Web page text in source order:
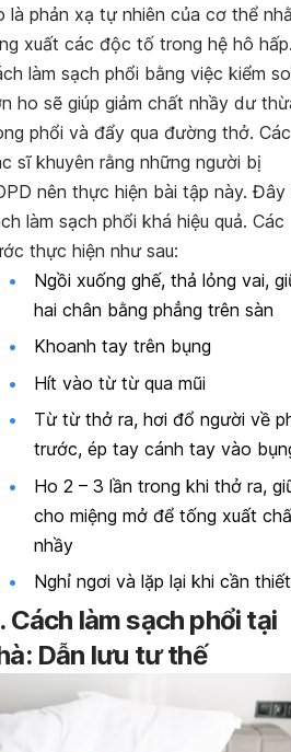
là phản xạ tự nhiên của cơ thể
xuất các độc tố trong hệ hô hấp.
làm sạch phổi bằng việc kiểm
ho sẽ giúp giảm chất nhầy dư
phổi và đẩy qua đường thở. Các
sĩ khuyên rằng những người bị
nên thực hiện bài tập này. Đây
làm sạch phổi khá hiệu quả. Các
thực hiện như sau:
Ngồi xuống ghế, thả lỏng vai,
hai chân bằng phẳng trên sàn
Khoanh tay trên bụng
Hít vào từ từ qua mũi
Từ từ thở ra, hơi đổ người về
trước, ép tay cánh tay vào
Ho 2 – 3 lần trong khi thở ra,
cho miệng mở để tống xuất
nhầy
Nghỉ ngơi và lặp lại khi cần
Cách làm sạch phổi tại
Dẫn lưu tư thế